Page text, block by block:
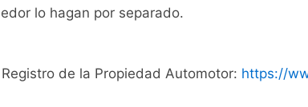
lo hagan por separado.
de la Propiedad Automotor: https://